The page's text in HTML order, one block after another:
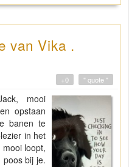
van Vika .
" quote "
+0
mooi
opstaan
banen te
in het
loopt,
bij je.